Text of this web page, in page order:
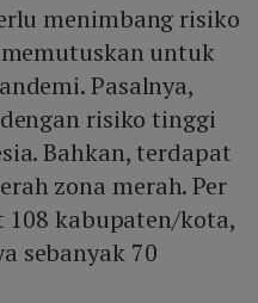
menimbang risiko
untuk
Pasalnya,
risiko tinggi
Bahkan, terdapat
zona merah. Per
108 kabupaten/kota,
sebanyak 70